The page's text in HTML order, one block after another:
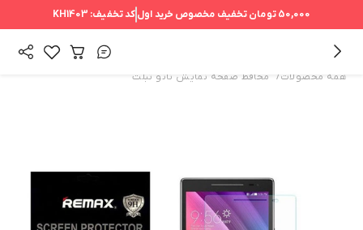
50,000 تومان تخفیف مخصوص خرید اولکد تخفیف: KH1403
همه محصولات/ محافظ صفحه نمایش نانو تبلت